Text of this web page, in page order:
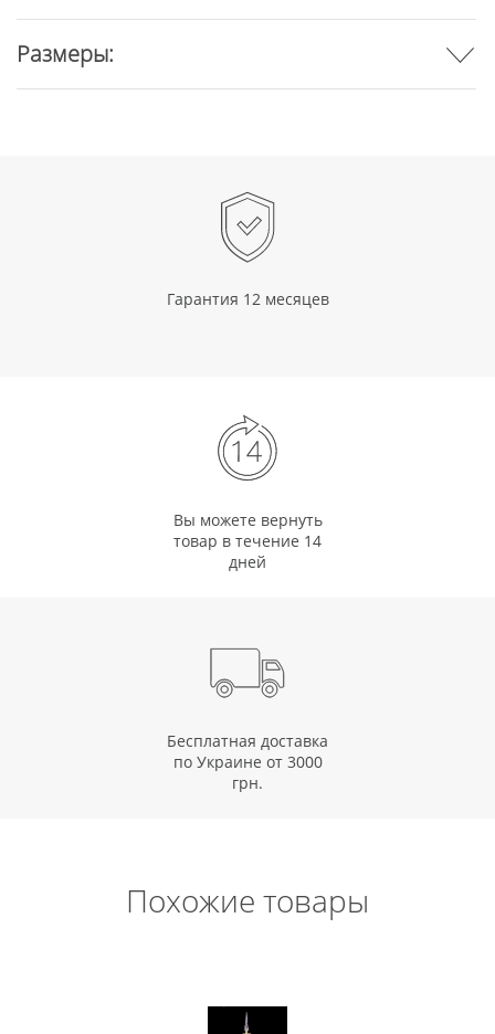
Размеры:
Гарантия 12 месяцев
Вы можете вернуть
товар в течение 14
дней
Бесплатная доставка
по Украине от 3000
грн.
Похожие товары